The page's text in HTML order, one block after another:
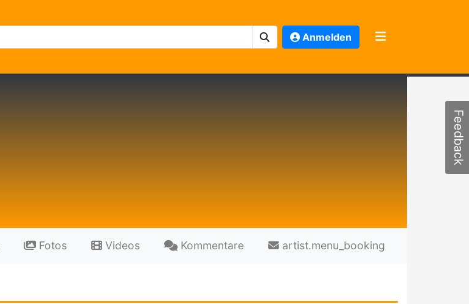
Anmelden
Fotos Videos Kommentare artist.menu_booking
Feedback